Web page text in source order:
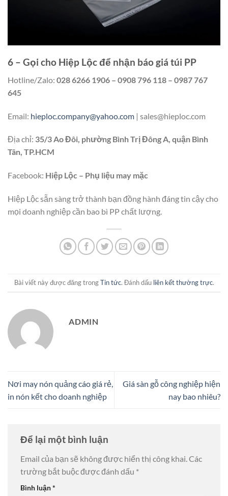
6 – Gọi cho Hiệp Lộc để nhận báo giá túi PP
Hotline/Zalo: 028 6266 1906 – 0908 796 118 – 0987 767
645
Email: hieploc.company@yahoo.com | sales@hieploc.com
Địa chỉ: 35/3 Ao Đôi, phường Bình Trị Đông A, quận Bình
Tân, TP.HCM
Facebook: Hiệp Lộc – Phụ liệu may mặc
Hiệp Lộc sẵn sàng trở thành bạn đồng hành đáng tin cậy cho
mọi doanh nghiệp cần bao bì PP chất lượng.
Bài viết này được đăng trongTin tức. Đánh dấu liên kết thường trực.
ADMIN
Nơi may nón quảng cáo giá rẻ,
in nón kết cho doanh nghiệp
Giá sàn gỗ công nghiệp hiện
nay bao nhiêu?
Để lại một bình luận
Email của bạn sẽ không được hiển thị công khai.Các
trường bắt buộc được đánh dấu *
Bình luận*